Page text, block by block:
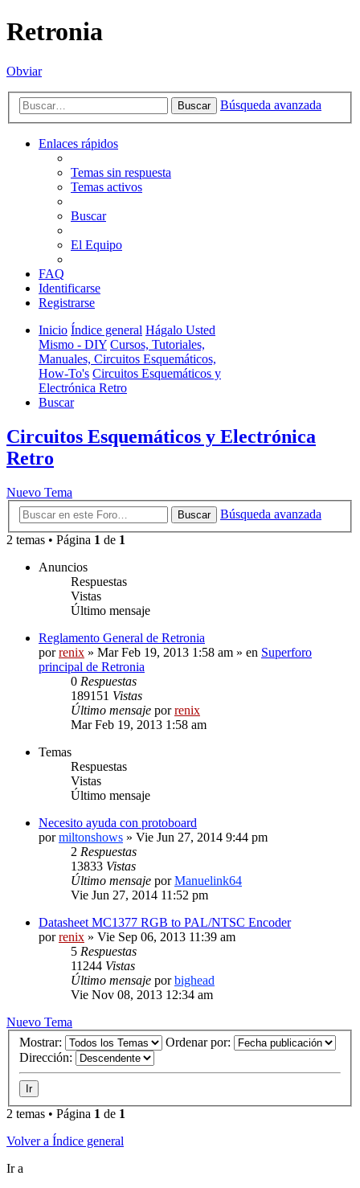
Retronia
Obviar
Buscar Búsqueda avanzada
Enlaces rápidos
Temas sin respuesta
Temas activos
Buscar
El Equipo
FAQ
Identificarse
Registrarse
Inicio Índice general Hágalo Usted
Mismo - DIY Cursos, Tutoriales,
Manuales, Circuitos Esquemáticos,
How-To's Circuitos Esquemáticos y
Electrónica Retro
Buscar
Circuitos Esquemáticos y Electrónica
Retro
Nuevo Tema
Buscar
Búsqueda avanzada
2 temas • Página 1 de 1
Anuncios
Respuestas
Vistas
Último mensaje
Reglamento General de Retronia
porrenix » Mar Feb 19, 2013 1:58 am » en Superforo
principal de Retronia
0 Respuestas
189151 Vistas
Último mensaje porrenix
Mar Feb 19, 2013 1:58 am
Temas
Respuestas
Vistas
Último mensaje
Necesito ayuda con protoboard
pormiltonshows » Vie Jun 27, 2014 9:44 pm
2 Respuestas
13833 Vistas
Último mensaje porManuelink64
Vie Jun 27, 2014 11:52 pm
Datasheet MC1377 RGB to PAL/NTSC Encoder
porrenix » Vie Sep 06, 2013 11:39 am
5 Respuestas
11244 Vistas
Último mensaje porbighead
Vie Nov 08, 2013 12:34 am
Nuevo Tema
Mostrar:
Ordenar por:
Dirección:
2 temas • Página 1 de 1
Volver a Índice general
Ir a